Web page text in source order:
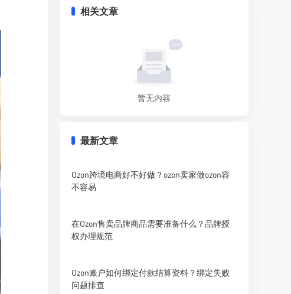
相关文章
暂无内容
最新文章
Ozon跨境电商好不好做？ozon卖家做ozon容
不容易
在Ozon售卖品牌商品需要准备什么？品牌授
权办理规范
Ozon账户如何绑定付款结算资料？绑定失败
问题排查